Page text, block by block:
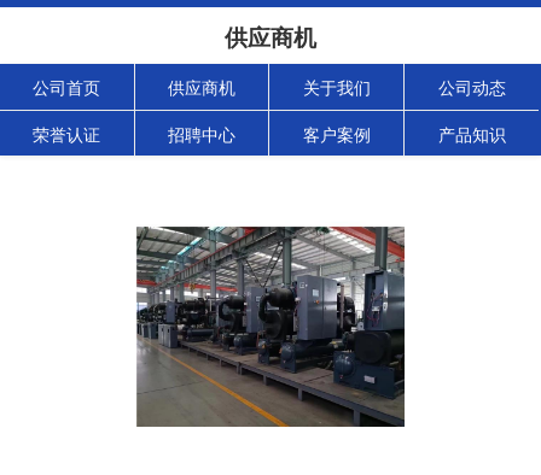
供应商机
公司首页 供应商机 关于我们 公司动态
荣誉认证 招聘中心 客户案例 产品知识